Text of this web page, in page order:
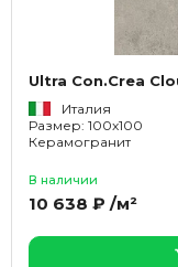
Ultra Con.Crea
Италия
Размер: 100x100
Керамогранит
В наличии
10 638 ₽ /м²